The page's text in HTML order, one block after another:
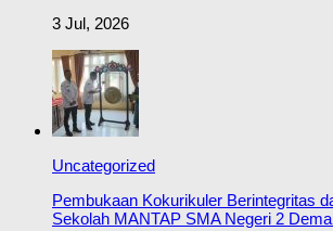
3 Jul, 2026
Uncategorized
Pembukaan Kokurikuler Berintegritas
Sekolah MANTAP SMA Negeri 2